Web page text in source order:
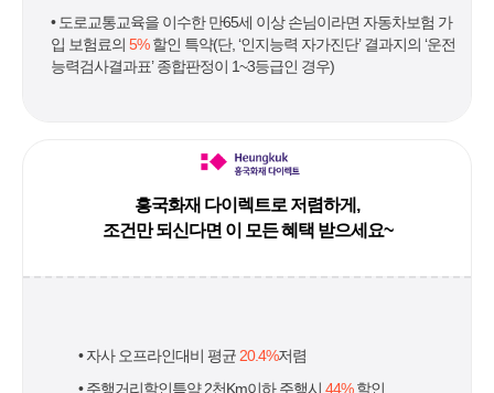
• 도로교통교육을 이수한 만65세 이상 손님이라면 자동차보험 가
입 보험료의 5%할인 특약(단, ‘인지능력 자가진단’ 결과지의 ‘운전
능력검사결과표’ 종합판정이 1~3등급인 경우)
흥국화재 다이렉트로 저렴하게,
조건만 되신다면 이 모든 혜택 받으세요~
• 자사 오프라인대비 평균 20.4%저렴
• 주행거리할인특약 2천Km이하 주행시 44%할인